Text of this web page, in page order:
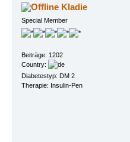
Kladie
Special Member
Beiträge: 1202
Country:
Diabetestyp: DM 2
Therapie: Insulin-Pen